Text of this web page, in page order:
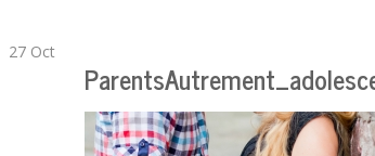
27 Oct